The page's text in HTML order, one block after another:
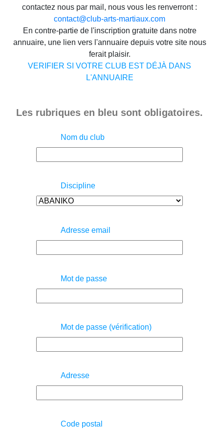
contactez nous par mail, nous vous les renverront :
contact@club-arts-martiaux.com
En contre-partie de l'inscription gratuite dans notre
annuaire, une lien vers l'annuaire depuis votre site nous
ferait plaisir.
VERIFIER SI VOTRE CLUB EST DÉJÀ DANS
L'ANNUAIRE
Les rubriques en bleu sont obligatoires.
Nom du club
Discipline
Adresse email
Mot de passe
Mot de passe (vérification)
Adresse
Code postal